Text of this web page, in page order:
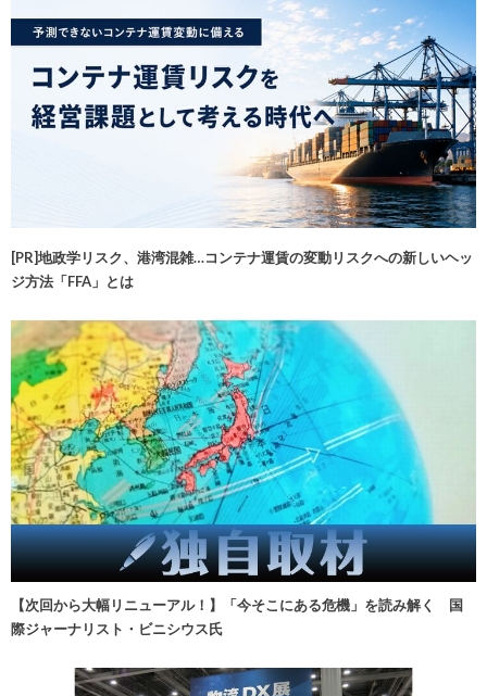
[PR]地政学リスク、港湾混雑…コンテナ運賃の変動リスクへの新しいヘッ
ジ方法「FFA」とは
【次回から大幅リニューアル！】「今そこにある危機」を読み解く 国
際ジャーナリスト・ビニシウス氏